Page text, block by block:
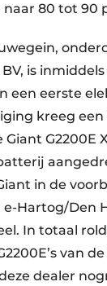
80 tot 90
is
een eerste
kreeg
Giant G2200E
in de
e-Hartog/Den
In totaal
van
dealer